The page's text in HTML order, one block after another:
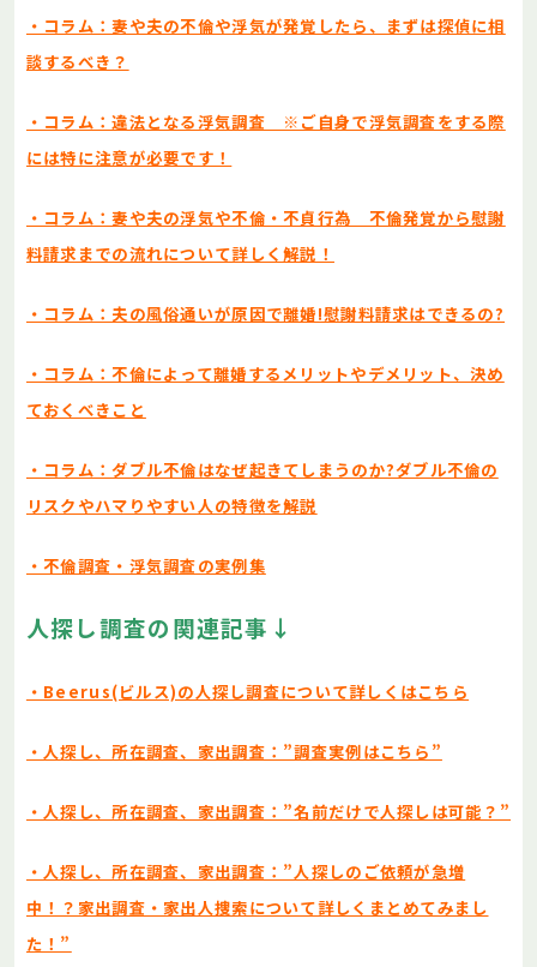
・コラム：妻や夫の不倫や浮気が発覚したら、まずは探偵に相
談するべき？
・コラム：違法となる浮気調査 ※ご自身で浮気調査をする際
には特に注意が必要です！
・コラム：妻や夫の浮気や不倫・不貞行為 不倫発覚から慰謝
料請求までの流れについて詳しく解説！
・コラム：夫の風俗通いが原因で離婚!慰謝料請求はできるの?
・コラム：不倫によって離婚するメリットやデメリット、決め
ておくべきこと
・コラム：ダブル不倫はなぜ起きてしまうのか?ダブル不倫の
リスクやハマりやすい人の特徴を解説
・不倫調査・浮気調査の実例集
人探し調査の関連記事↓
・Beerus(ビルス)の人探し調査について詳しくはこちら
・人探し、所在調査、家出調査：”調査実例はこちら”
・人探し、所在調査、家出調査：”名前だけで人探しは可能？”
・人探し、所在調査、家出調査：”人探しのご依頼が急増
中！？家出調査・家出人捜索について詳しくまとめてみまし
た！”